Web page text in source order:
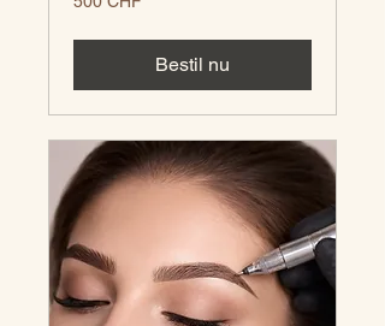
schweizerfranc
Bestil nu